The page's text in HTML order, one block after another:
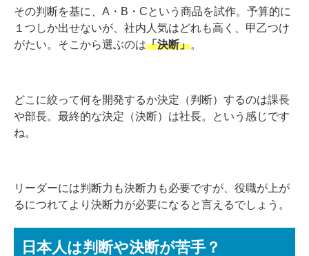
その判断を基に、 A ・ B ・ C という商品を試作。予算的に
１つしか出せないが、社内人気はどれも高く、甲乙つけ
がたい。そこから選ぶのは「決断」
どこに絞って何を開発するか決定（判断）するのは課長
や部長。最終的な決定（決断）は社長。という感じです
ね。
リーダーには判断力も決断力も必要ですが、役職が上が
るにつれてより決断力が必要になると言えるでしょう。
日本人は判断や決断が苦手？